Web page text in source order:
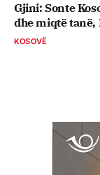
Gjini: Sonte
dhe miqtë tanë,
KOSOVË